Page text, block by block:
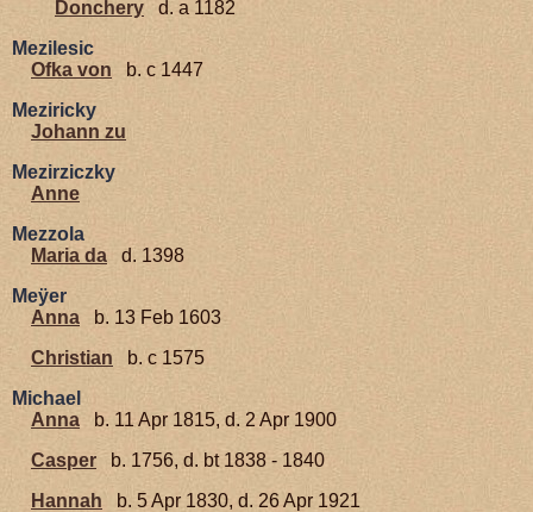
Donchery
d. a 1182
Mezilesic
Ofka von
b. c 1447
Meziricky
Johann zu
Mezirziczky
Anne
Mezzola
Maria da
d. 1398
Meÿer
Anna
b. 13 Feb 1603
Christian
b. c 1575
Michael
Anna
b. 11 Apr 1815, d. 2 Apr 1900
Casper
b. 1756, d. bt 1838 - 1840
Hannah
b. 5 Apr 1830, d. 26 Apr 1921